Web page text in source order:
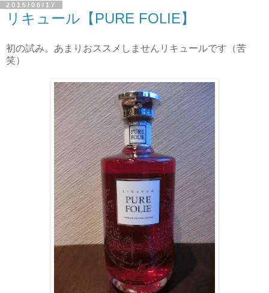
2015/06/17
リキュール【PURE FOLIE】
初の試み。あまりおススメしませんリキュールです（苦
笑）